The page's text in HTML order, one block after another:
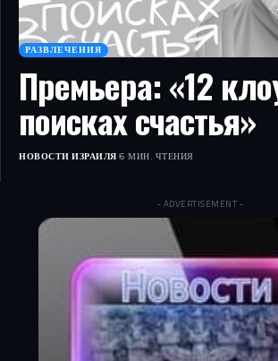
РАЗВЛЕЧЕНИЯ
Премьера: «12
поисках счастья»
НОВОСТИ ИЗРАИЛЯ 6 МИН. ЧТЕНИЯ
- ADVERTISEMENT -